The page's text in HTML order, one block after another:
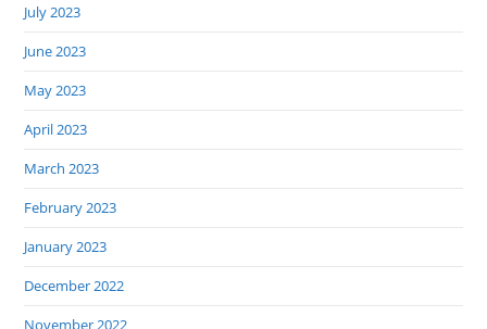
July 2023
June 2023
May 2023
April 2023
March 2023
February 2023
January 2023
December 2022
November 2022